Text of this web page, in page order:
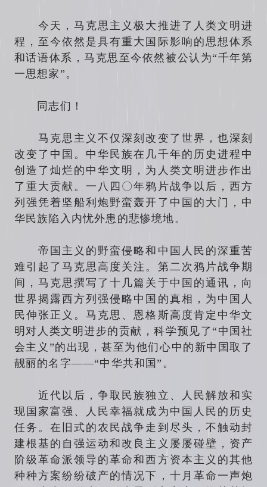
今天，马克思主义极大推进了人类文明进
程，至今依然是具有重大国际影响的思想体系
和话语体系，马克思至今依然被公认为“千年第
一思想家”。
同志们！
马克思主义不仅深刻改变了世界，也深刻
改变了中国。中华民族在几千年的历史进程中
创造了灿烂的中华文明，为人类文明进步作出
了重大贡献。一八四〇年鸦片战争以后，西方
列强凭着坚船利炮野蛮轰开了中国的大门，中
华民族陷入内忧外患的悲惨境地。
帝国主义的野蛮侵略和中国人民的深重苦
难引起了马克思高度关注。第二次鸦片战争期
间，马克思撰写了十几篇关于中国的通讯，向
世界揭露西方列强侵略中国的真相，为中国人
民伸张正义。马克思、恩格斯高度肯定中华文
明对人类文明进步的贡献，科学预见了“中国社
会主义”的出现，甚至为他们心中的新中国取了
靓丽的名字——“中华共和国”。
近代以后，争取民族独立、人民解放和实
现国家富强、人民幸福就成为中国人民的历史
任务。在旧式的农民战争走到尽头，不触动封
建根基的自强运动和改良主义屡屡碰壁，资产
阶级革命派领导的革命和西方资本主义的其他
种种方案纷纷破产的情况下，十月革命一声炮